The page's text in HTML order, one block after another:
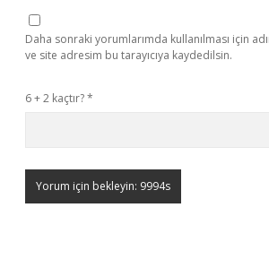
Daha sonraki yorumlarımda kullanılması için
ve site adresim bu tarayıcıya kaydedilsin.
6 + 2 kaçtır?*